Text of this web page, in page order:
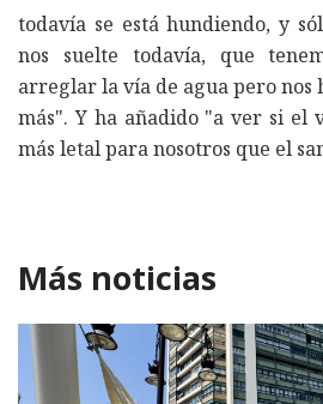
todavía se está hundiendo, y
nos suelte todavía, que
arreglar la vía de agua pero nos
más". Y ha añadido "a ver si el
más letal para nosotros que el
Más noticias